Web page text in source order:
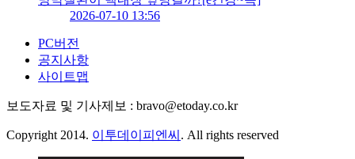
2026-07-10 13:56
PC버전
공지사항
사이트맵
보도자료 및 기사제보 : bravo@etoday.co.kr
Copyright 2014. 이투데이피엔씨 . All rights reserved